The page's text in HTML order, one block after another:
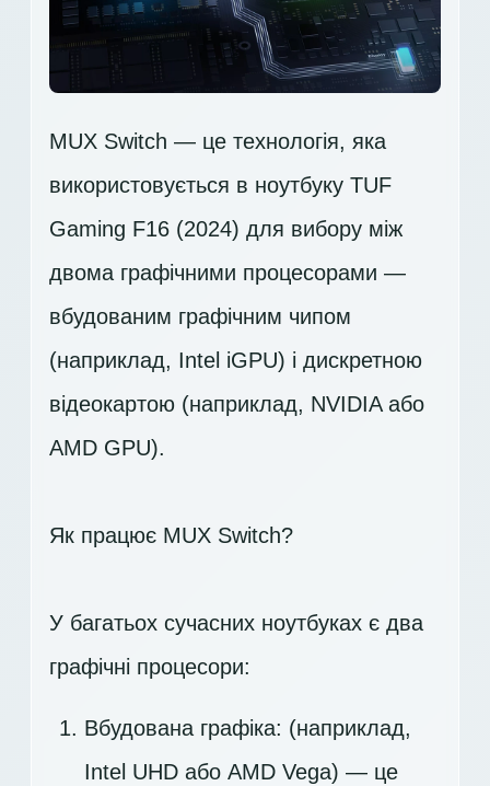
MUX Switch — це технологія, яка
використовується в ноутбуку TUF
Gaming F16 (2024) для вибору між
двома графічними процесорами —
вбудованим графічним чипом
(наприклад, Intel iGPU) і дискретною
відеокартою (наприклад, NVIDIA або
AMD GPU).
Як працює MUX Switch?
У багатьох сучасних ноутбуках є два
графічні процесори:
Вбудована графіка: (наприклад,
Intel UHD або AMD Vega) — це